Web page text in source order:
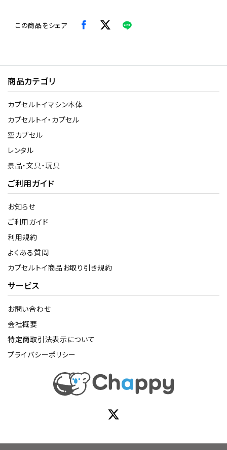
この商品をシェア
商品カテゴリ
カプセルトイマシン本体
カプセルトイ・カプセル
空カプセル
レンタル
景品・文具・玩具
ご利用ガイド
お知らせ
ご利用ガイド
利用規約
よくある質問
カプセルトイ商品お取り引き規約
サービス
お問い合わせ
会社概要
特定商取引法表示について
プライバシーポリシー